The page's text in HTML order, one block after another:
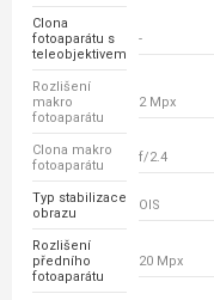
Clona
fotoaparátu s
teleobjektivem
-
Rozlišení
makro
fotoaparátu
2 Mpx
Clona makro
fotoaparátu
f/2.4
Typ stabilizace
obrazu
OIS
Rozlišení
předního
fotoaparátu
20 Mpx